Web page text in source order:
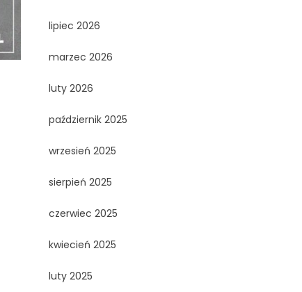
lipiec 2026
marzec 2026
luty 2026
październik 2025
wrzesień 2025
sierpień 2025
czerwiec 2025
kwiecień 2025
luty 2025